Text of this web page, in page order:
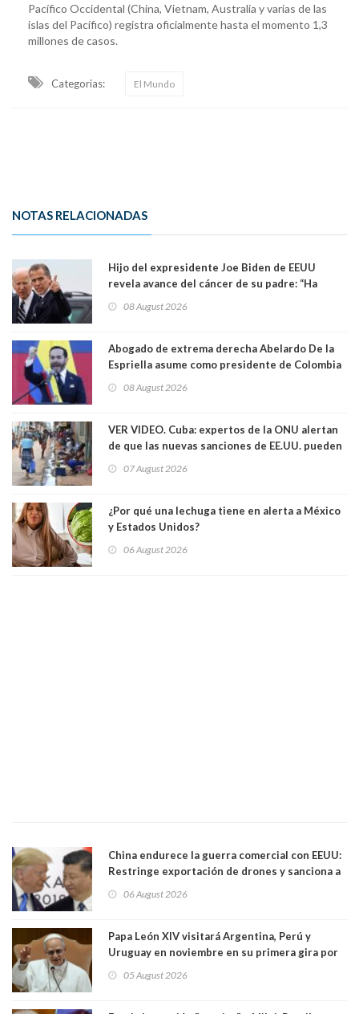
Pacífico Occidental (China, Vietnam, Australia y varias de las
islas del Pacífico) registra oficialmente hasta el momento 1,3
millones de casos.
Categorias: El Mundo
NOTAS RELACIONADAS
Hijo del expresidente Joe Biden de EEUU
revela avance del cáncer de su padre: “Ha
08 August 2026
Abogado de extrema derecha Abelardo De la
Espriella asume como presidente de Colombia
08 August 2026
VER VIDEO. Cuba: expertos de la ONU alertan
de que las nuevas sanciones de EE.UU. pueden
07 August 2026
¿Por qué una lechuga tiene en alerta a México
y Estados Unidos?
06 August 2026
China endurece la guerra comercial con EEUU:
Restringe exportación de drones y sanciona a
06 August 2026
Papa León XIV visitará Argentina, Perú y
Uruguay en noviembre en su primera gira por
05 August 2026